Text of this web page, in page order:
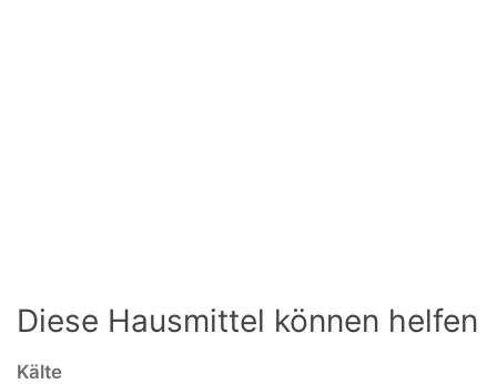
Diese Hausmittel können helfen
Kälte